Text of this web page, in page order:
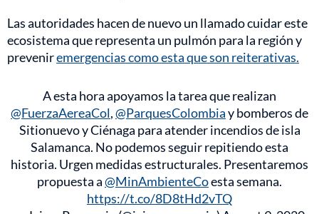
Las autoridades hacen de nuevo un llamado cuidar este
ecosistema que representa un pulmón para la región y
preveniremergencias como esta que son reiterativas.
A esta hora apoyamos la tarea que realizan
@FuerzaAereaCol,@ParquesColombiay bomberos de
Sitionuevo y Ciénaga para atender incendios de isla
Salamanca. No podemos seguir repitiendo esta
historia. Urgen medidas estructurales. Presentaremos
propuesta a@MinAmbienteCoesta semana.
https://t.co/8D8tHd2vTQ